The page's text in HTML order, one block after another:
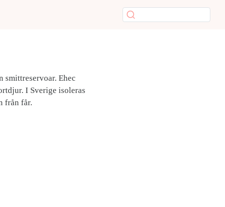
smittreservoar. Ehec
I Sverige isoleras
från får.